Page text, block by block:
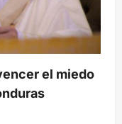
el miedo